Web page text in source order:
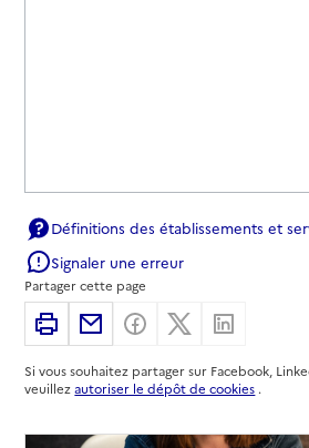
Définitions des établissements et
Signaler une erreur
Partager cette page
ImprimerPartager par email
Partager sur Facebook
Partager sur X
Si vous souhaitez partager sur Facebook,
veuillezautoriser le dépôt de cookies .